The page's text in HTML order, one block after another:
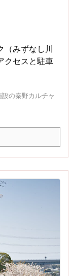
（みずなし川
クセスと駐車
の秦野カルチャ